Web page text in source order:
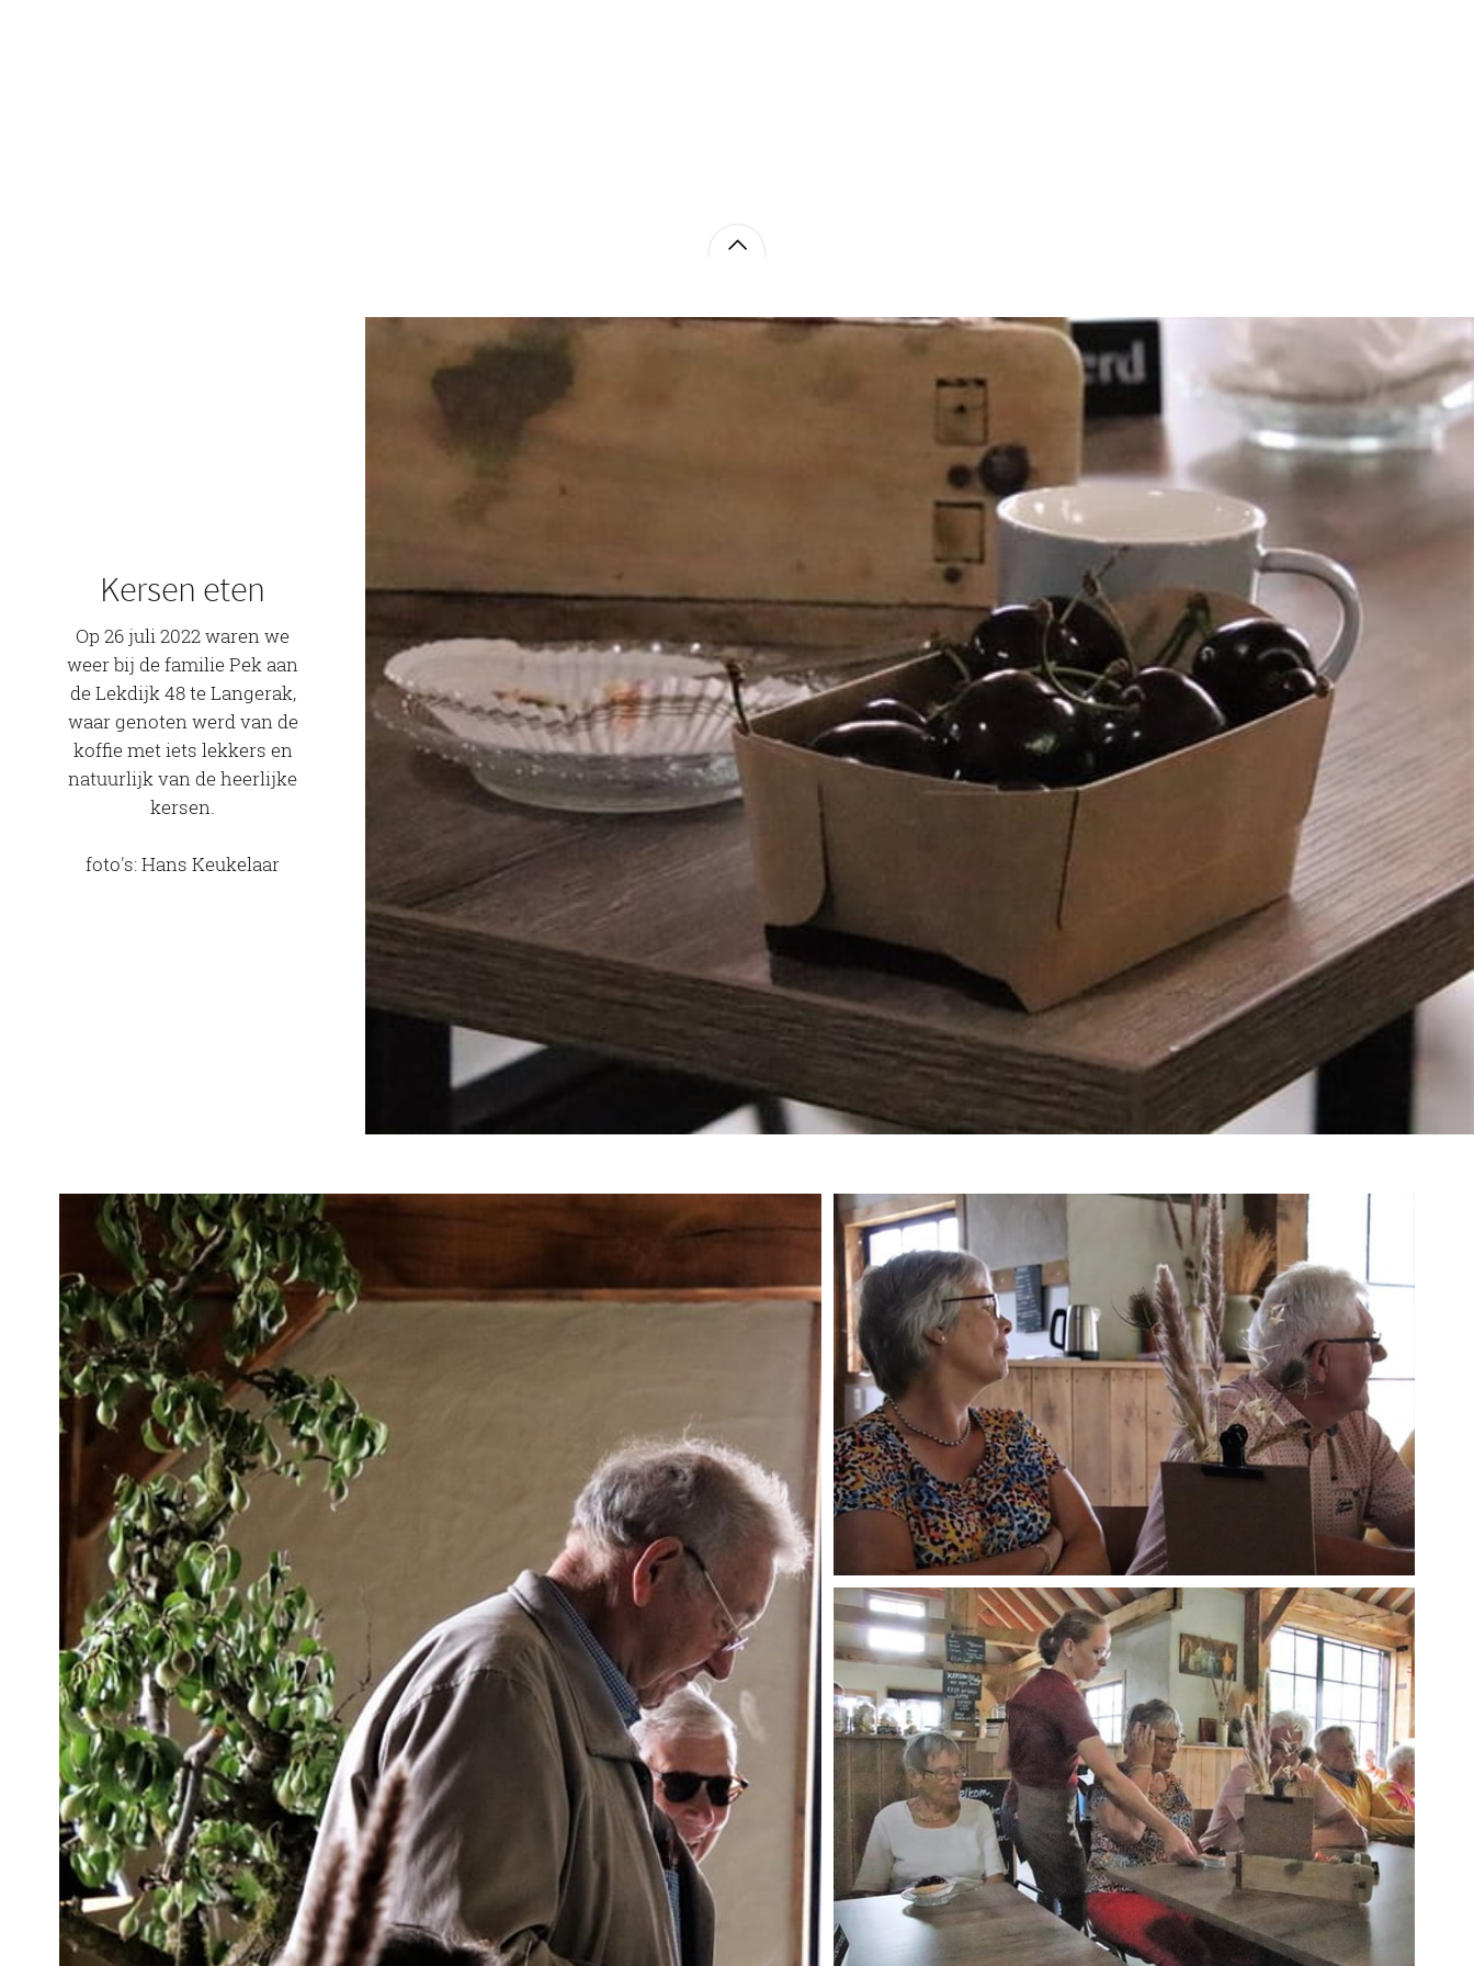
Kersen eten
Op 26 juli 2022 waren we
weer bij de familie Pek aan
de Lekdijk 48 te Langerak,
waar genoten werd van de
koffie met iets lekkers en
natuurlijk van de heerlijke
kersen.
foto's: Hans Keukelaar